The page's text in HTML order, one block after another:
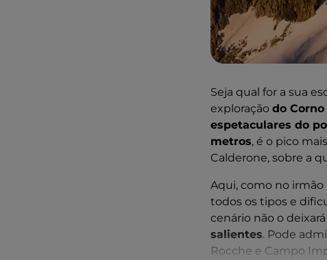
Seja qual for a sua
exploração do
espetaculares do
metros, é o pico
Calderone, sobre a
Aqui, como no irmão
todos os tipos e
cenário não o
salientes. Pode
Rocche e Campo